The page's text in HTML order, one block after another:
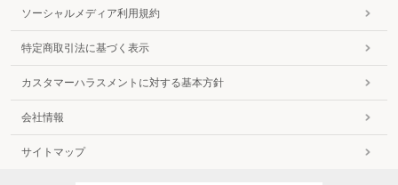
ソーシャルメディア利用規約
特定商取引法に基づく表示
カスタマーハラスメントに対する基本方針
会社情報
サイトマップ